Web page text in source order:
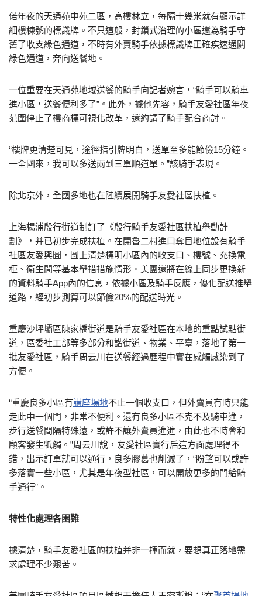
偌年夜的天通苑中苑二區，高樓林立，每隔十幾米就有顯示詳
細樓棟號的標識牌。不只這般，封鎖式治理的小區還為騎手守
舊了收支綠色通道，不時有外賣騎手依據標識牌正確疾速通關
綠色通道，奔向送餐地。
一位重要在天通苑地域送餐的騎手向記者婉言，“騎手可以騎車
進小區，送餐便利多了”。此外，據他先容，騎手友愛社區年夜
范圍停止了樓商標可視化改革，還約請了騎手配合商討。
“樓牌更清楚可見，途徑指引牌明白，送單至多能節儉15分鐘。
一全國來，我可以多送兩到三單順道單。”該騎手表現。
除北京外，全國多地也在陸續展開騎手友愛社區扶植。
上海楊浦殷行街道制訂了《殷行騎手友愛社區扶植舉動計
劃》，并已初步完成扶植。在開魯二村進口奪目地位設有騎手
社區友愛輿圖，圖上清楚標明小區內的收支口、樓號、充換電
柜、衛生間等基本舉措措施情形。美團還將在線上同步更換新
的資料騎手App內的信息，依據小區及騎手反應，優化配送推舉
道路，經初步測算可以節儉20%的配送時光。
重慶沙坪壩區陳家橋街道是騎手友愛社區在本地的重點試點街
道，區委社工部等多部分和諧街道、物業、平臺，落地了第一
批友愛社區，騎手周云川在送餐經過歷程中實在感觸感染到了
方便。
“重慶良多小區有講座場地不止一個收支口，但外賣員有時只能
走此中一個門，非常不便利。還有良多小區不克不及騎車進，
步行送餐間隔特殊遠，或許不讓外賣員進進，由此也不時會和
顧客發生牴觸。”周云川說，友愛社區實行后這方面處理得不
錯，出示訂單就可以通行，良多膠葛也削減了，“盼望可以或許
多落實一些小區，尤其是年夜型社區，可以開放更多的門給騎
手通行”。
特性化處理各困難
據清楚，騎手友愛社區的扶植并非一揮而就，要想真正落地需
求處理不少艱苦。